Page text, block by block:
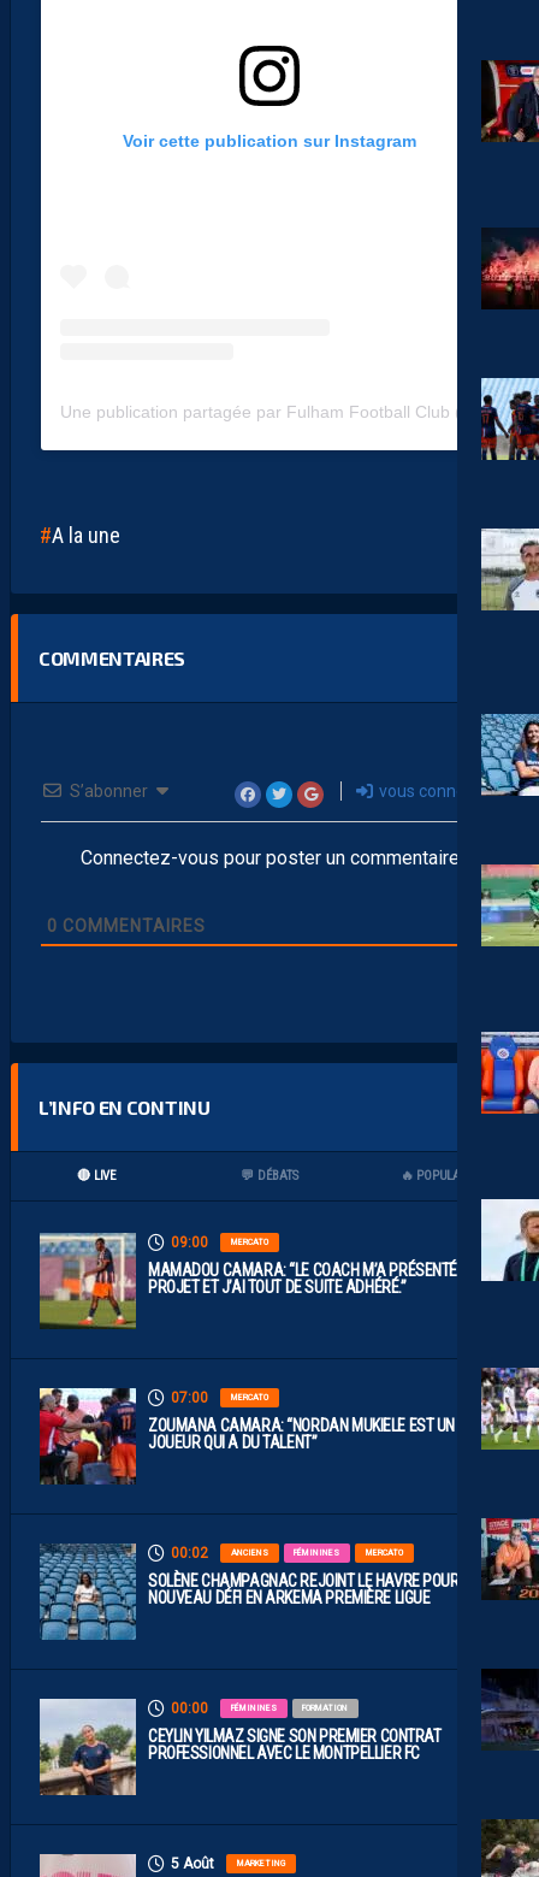
Voir cette publication sur Instagram
A la une
COMMENTAIRES
S’abonner vous connecter
Connectez-vous pour poster un commentaire
0 COMMENTAIRES
L’INFO EN CONTINU
🔴 LIVE 💬 DÉBATS 🔥 POPULAIRES
09:00 MERCATO
MAMADOU CAMARA: “LE COACH M’A PRÉSENTÉ LE
PROJET ET J’AI TOUT DE SUITE ADHÉRÉ.”
07:00 MERCATO
ZOUMANA CAMARA: “NORDAN MUKIELE EST UN
JOUEUR QUI A DU TALENT”
00:02 ANCIENS FÉMININES MERCATO
SOLÈNE CHAMPAGNAC REJOINT LE HAVRE POUR UN
NOUVEAU DÉFI EN ARKEMA PREMIÈRE LIGUE
00:00 FÉMININES FORMATION
CEYLIN YILMAZ SIGNE SON PREMIER CONTRAT
PROFESSIONNEL AVEC LE MONTPELLIER FC
5 Août MARKETING